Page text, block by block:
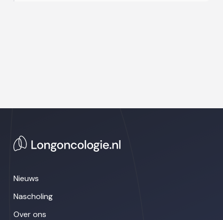
Nieuws
Nascholing
Over ons